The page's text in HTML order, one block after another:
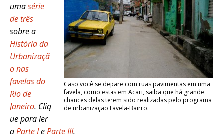
Caso você se depare com ruas pavimentas em uma
favela, como estas em Acari, saiba que há grande
chances delas terem sido realizadas pelo programa
de urbanização Favela-Bairro.
umasérie
de três
sobre a
História da
Urbanizaçã
o nas
favelas do
Rio de
Janeiro. Cliq
ue para ler
aParte IeParte III.